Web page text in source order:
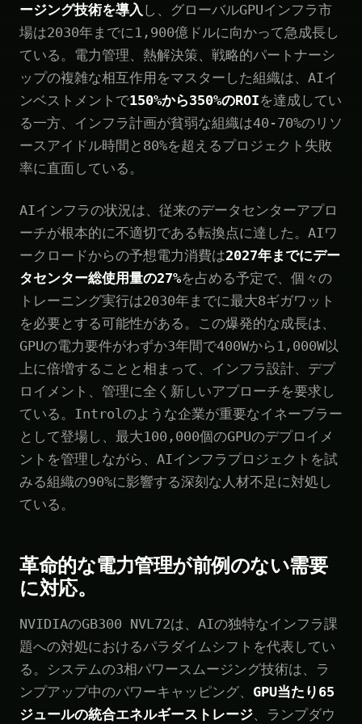
ージング技術を導入 し、グローバルGPUインフラ市
場は2030年までに1,900億ドルに向かって急成長し
ている。電力管理、熱解決策、戦略的パートナーシ
ップの複雑な相互作用をマスターした組織は、AIイ
ンベストメントで150%から350%のROIを達成してい
る一方、インフラ計画が貧弱な組織は40-70%のリソ
ースアイドル時間と80%を超えるプロジェクト失敗
率に直面している。
AIインフラの状況は、従来のデータセンターアプロ
ーチが根本的に不適切である転換点に達した。AIワ
ークロードからの予想電力消費は2027年までにデー
タセンター総使用量の27%を占める予定で、個々の
トレーニング実行は2030年までに最大8ギガワット
を必要とする可能性がある。この爆発的な成長は、
GPUの電力要件がわずか3年間で400Wから1,000W以
上に倍増することと相まって、インフラ設計、デプ
ロイメント、管理に全く新しいアプローチを要求し
ている。Introlのような企業が重要なイネーブラー
として登場し、最大100,000個のGPUのデプロイメ
ントを管理しながら、AIインフラプロジェクトを試
みる組織の90%に影響する深刻な人材不足に対処し
ている。
革命的な電力管理が前例のない需要
に対応。
NVIDIAのGB300 NVL72は、AIの独特なインフラ課
題への対処におけるパラダイムシフトを代表してい
る。システムの3相パワースムージング技術は、ラ
ンプアップ中のパワーキャッピング、 GPU当たり65
ジュールの統合エネルギーストレージ 、ランプダウ